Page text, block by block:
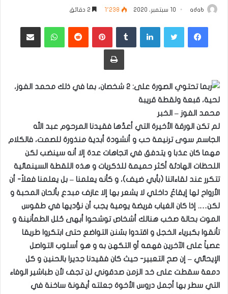
adab 10 سبتمبر، 2020 1٬238
فيسبوكتويتر لينكدإن ‏Tumblr بينتيريست
‏Reddit واتساب مشاركة عبر البريد
طباعة
محمد الفوز – الخبر
لم تكن الورقة الأخيرة التي أعدَّها فقيدنا المرحوم عبد الله
الجاسم سوى ترنيمة حب و أنشودة أبدية منذورة للصمت، فالكلام
مهما كان عذبا و يتدفق في اتجاهات عدة إلا أنه سينضب لكن
اللحظات الهادئة أكثر حميمة للذكريات و هذه اللقطة السينمائية
تتكرر عند لقاءاتنا (بأبي ضيف)، و كأنه يعلمنا – بل يعلمنا فعلاً- أن
الأرواح لها إيقاعٌ داخلي لا يشعر بها إلا عازف مبدع بألحان المحبة و
لكن…. إذا كان الغياب فريضة يومية يجب أن نؤديها في طقوس
الموت بحالة صخب هنالك أشخاص توشحوا أبهى حُلل الطمأنينة و
تأنقوا بكبرياء الخجل و اقتدوا بسُنن التواضع حتى ابتكروا طريقا
عصياً على الآخرين فهمه أو التكهن به و هو أسلوب التواصل
الإيحائي – إن صح التعبير- حيث كان فقيدنا جديرا بالحنين و كل
دمعة سقطت على خد الزمن صدقوني لن تجف لأن طباشير الوفاء
التي سطر بها أجمل دروس الأخوة جعلته أيقونة ساخنة في